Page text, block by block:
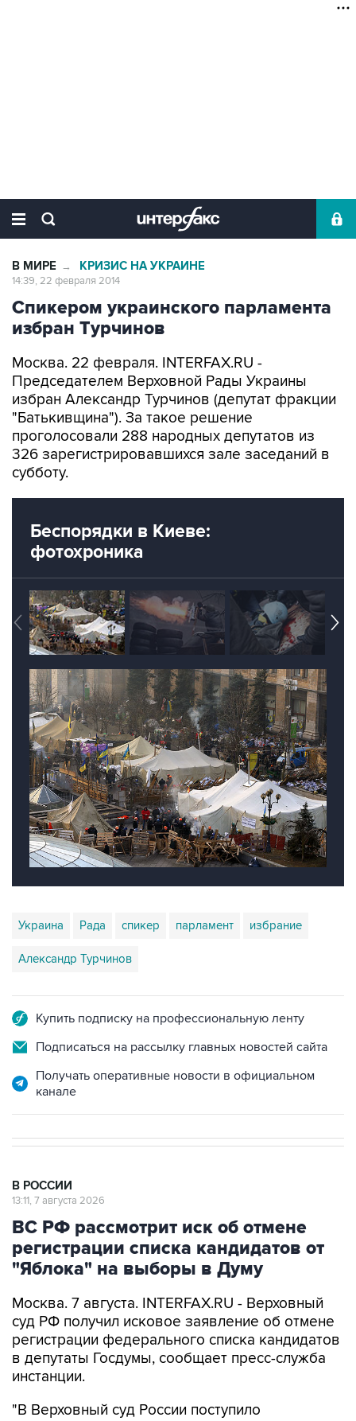
В МИРЕ → КРИЗИС НА УКРАИНЕ
14:39, 22 февраля 2014
Спикером украинского парламента
избран Турчинов
Москва. 22 февраля. INTERFAX.RU -
Председателем Верховной Рады Украины
избран Александр Турчинов (депутат фракции
"Батькивщина"). За такое решение
проголосовали 288 народных депутатов из
326 зарегистрировавшихся зале заседаний в
субботу.
Беспорядки в Киеве:
фотохроника
Украина Рада спикер парламент избрание
Александр Турчинов
Купить подписку на профессиональную ленту
Подписаться на рассылку главных новостей сайта
Получать оперативные новости в официальном
канале
В РОССИИ
13:11, 7 августа 2026
ВС РФ рассмотрит иск об отмене
регистрации списка кандидатов от
"Яблока" на выборы в Думу
Москва. 7 августа. INTERFAX.RU - Верховный
суд РФ получил исковое заявление об отмене
регистрации федерального списка кандидатов
в депутаты Госдумы, сообщает пресс-служба
инстанции.
"В Верховный суд России поступило